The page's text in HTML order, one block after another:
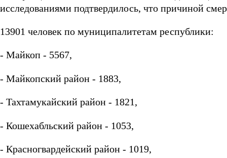
исследованиями подтвердилось, что причиной
13901 человек по муниципалитетам республики:
- Майкоп - 5567,
- Майкопский район - 1883,
- Тахтамукайский район - 1821,
- Кошехабльский район - 1053,
- Красногвардейский район - 1019,